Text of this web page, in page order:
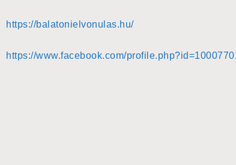
https://balatonielvonulas.hu/
https://www.facebook.com/